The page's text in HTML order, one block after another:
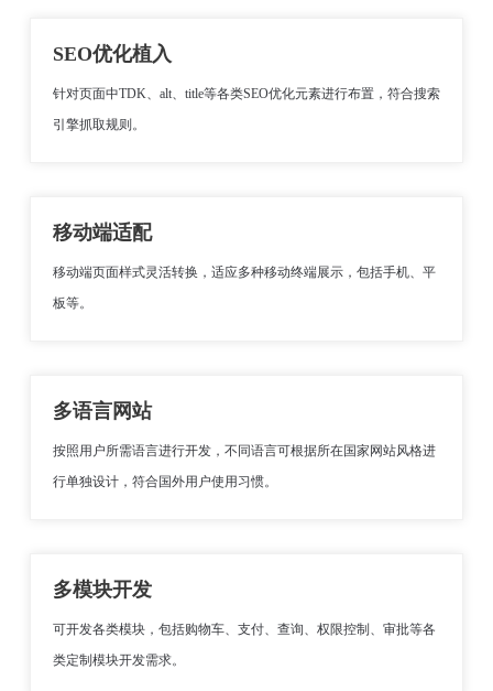
SEO优化植入
针对页面中TDK、alt、title等各类SEO优化元素进行布置，符合搜索
引擎抓取规则。
移动端适配
移动端页面样式灵活转换，适应多种移动终端展示，包括手机、平
板等。
多语言网站
按照用户所需语言进行开发，不同语言可根据所在国家网站风格进
行单独设计，符合国外用户使用习惯。
多模块开发
可开发各类模块，包括购物车、支付、查询、权限控制、审批等各
类定制模块开发需求。